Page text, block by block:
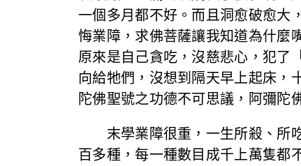
一個多月都不好。而且洞愈破愈大
悔業障，求佛菩薩讓我知道為什麼
原來是自己貪吃，沒慈悲心，犯了
向給牠們，沒想到隔天早上起床，
陀佛聖號之功德不可思議，阿彌陀
末學業障很重，一生所殺、所吃
百多種，每一種數目成千上萬隻都